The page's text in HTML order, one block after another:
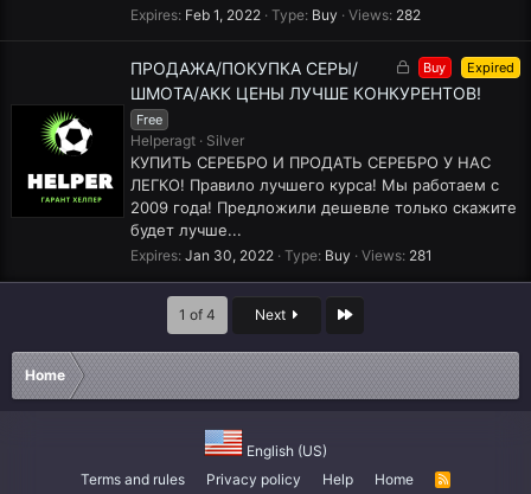
Expires Feb 1, 2022 Type Buy Views 282
L
o
e
Buy Expired
ПРОДАЖА/ПОКУПКА СЕРЫ/
ШМОТА/АКК ЦЕНЫ ЛУЧШЕ КОНКУРЕНТОВ!
Free
Helperagt Silver
КУПИТЬ СЕРЕБРО И ПРОДАТЬ СЕРЕБРО У НАС
ЛЕГКО! Правило лучшего курса! Мы работаем с
2009 года! Предложили дешевле только скажите
будет лучше...
Expires Jan 30, 2022 Type Buy Views 281
1 of 4 Next Last
Home
English (US)
Terms and rules
Privacy policy Help Home
R